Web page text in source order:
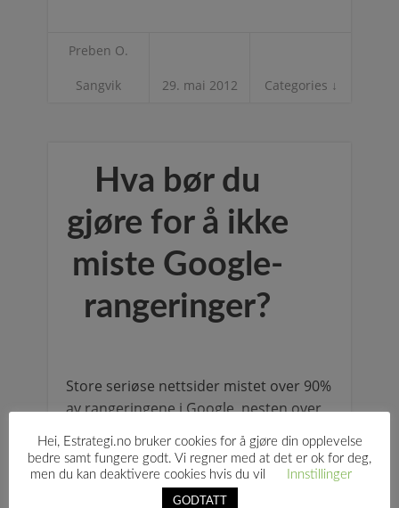
Preben O.
Sangvik 29. mai 2012 Categories ↓
Hva bør du
gjøre for å ikke
miste Google-
rangeringer?
Store seriøse nettsider mistet over 90%
av rangeringene i Google, nesten over
store endringer. Men ikke mine
nettsider. Hvordan gikk det med deg?
Hvordan kan du
Hei, Estrategi.no bruker cookies for å gjøre din opplevelse
bedre samt fungere godt. Vi regner med at det er ok for deg,
men du kan deaktivere cookies hvis du vil
Innstillinger
GODTATT